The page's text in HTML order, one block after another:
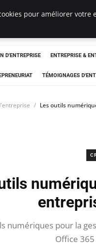
D'ENTREPRISE ENTREPRISE &
TÉMOIGNAGES
Les outils
numériques pour la
Office
pour améliorer